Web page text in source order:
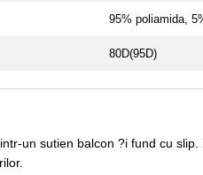
95% poliamida,
80D(95D)
un sutien balcon ?i fund cu